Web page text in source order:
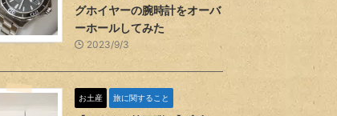
グホイヤーの腕時計をオーバ
ーホールしてみた
2023/9/3
お土産 旅に関すること